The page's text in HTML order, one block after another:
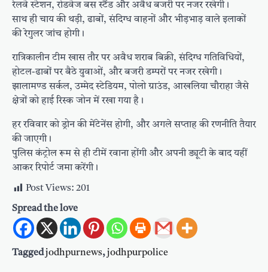
रेलवे स्टेशन, रोडवेज बस स्टैंड और अवैध बजरी पर नजर रखेगी।
साथ ही चाय की थड़ी, ढाबों, संदिग्ध वाहनों और भीड़भाड़ वाले इलाकों
की रेगुलर जांच होगी।
रात्रिकालीन टीम खास तौर पर अवैध शराब बिक्री, संदिग्ध गतिविधियों,
होटल-ढाबों पर बैठे युवाओं, और बजरी डम्परों पर नजर रखेगी।
झालामण्ड सर्कल, उम्मेद स्टेडियम, पोलो ग्राउंड, आखलिया चौराहा जैसे
क्षेत्रों को हाई रिस्क जोन में रखा गया है।
हर रविवार को ड्रोन की मेंटेनेंस होगी, और अगले सप्ताह की रणनीति तैयार
की जाएगी।
पुलिस कंट्रोल रूम से ही टीमें रवाना होंगी और अपनी ड्यूटी के बाद यहीं
आकर रिपोर्ट जमा करेंगी।
Post Views: 201
Spread the love
Taggedjodhpurnews,jodhpurpolice